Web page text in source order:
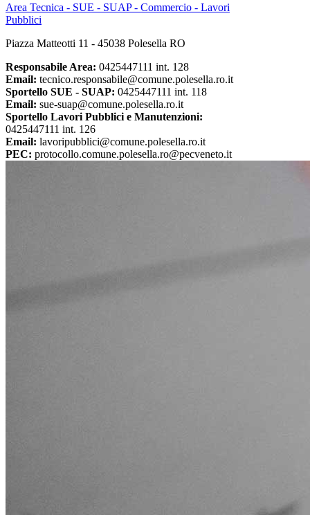
Area Tecnica - SUE - SUAP - Commercio - Lavori
Pubblici
Piazza Matteotti 11 - 45038 Polesella RO
Responsabile Area: 0425447111 int. 128
Email: tecnico.responsabile@comune.polesella.ro.it
Sportello SUE - SUAP: 0425447111 int. 118
Email: sue-suap@comune.polesella.ro.it
Sportello Lavori Pubblici e Manutenzioni:
0425447111 int. 126
Email: lavoripubblici@comune.polesella.ro.it
PEC: protocollo.comune.polesella.ro@pecveneto.it